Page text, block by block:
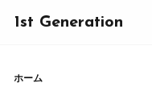
1st Generation
ホーム